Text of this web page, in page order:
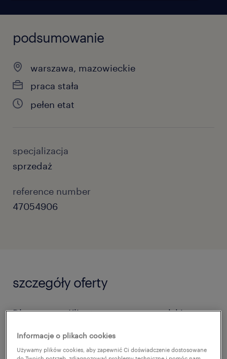
podsumowanie
warszawa, mazowieckie
praca stała
pełen etat
specjalizacja
sprzedaż
reference number
47054906
szczegóły oferty
Dla naszego Klienta – uznanego, polskiego
- poszukujemy zaangażowanej i
Informacje o plikach cookies
Używamy plików cookies, aby zapewnić Ci doświadczenie dostosowane